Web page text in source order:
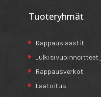
Tuoteryhmät
Rappauslaastit
Julkisivupinnoitteet
Rappausverkot
Laatoitus